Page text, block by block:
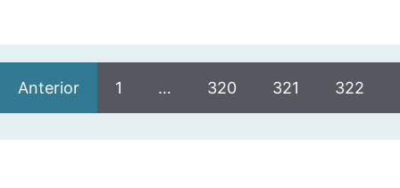
Anterior 1 … 320 321 322